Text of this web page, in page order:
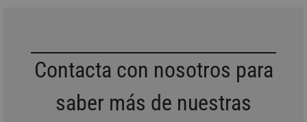
Contacta con nosotros para
saber más de nuestras